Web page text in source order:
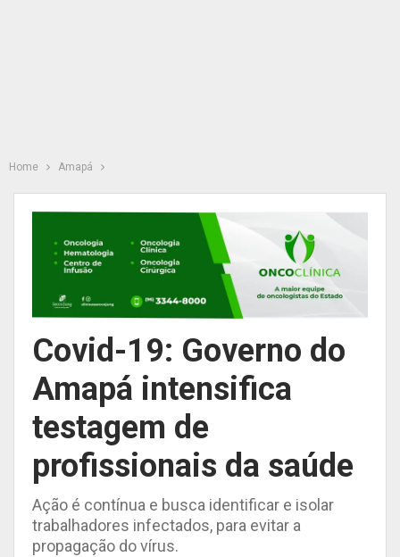
Home Amapá
Covid-19: Governo do
Amapá intensifica
testagem de
profissionais da saúde
Ação é contínua e busca identificar e isolar
trabalhadores infectados, para evitar a
propagação do vírus.